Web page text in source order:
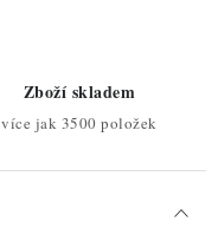
Zboží skladem
více jak 3500 položek